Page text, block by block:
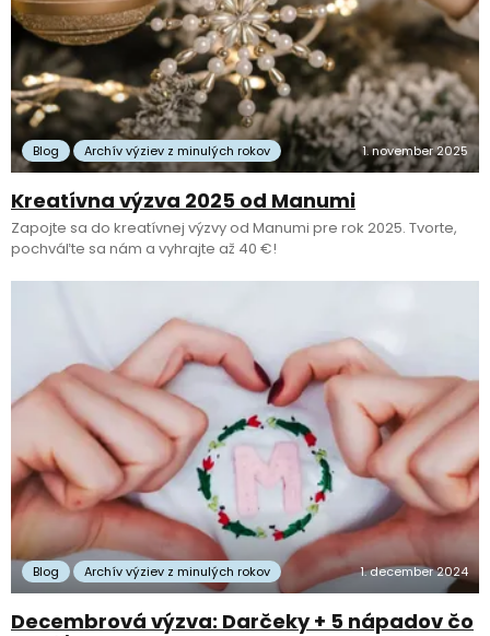
Blog Archív výziev z minulých rokov 1. november 2025
Kreatívna výzva 2025 od Manumi
Zapojte sa do kreatívnej výzvy od Manumi pre rok 2025. Tvorte,
pochváľte sa nám a vyhrajte až 40 €!
Blog Archív výziev z minulých rokov 1. december 2024
Decembrová výzva: Darčeky + 5 nápadov čo